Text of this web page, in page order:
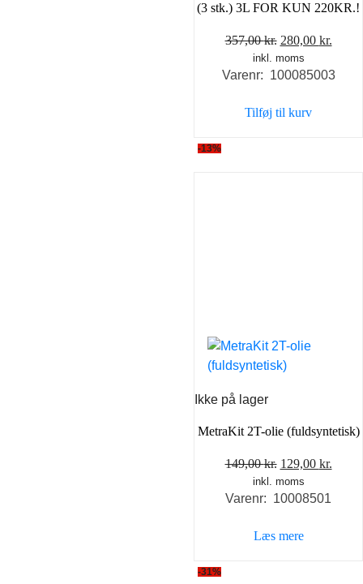
(3 stk.) 3L FOR KUN 220KR.!
357,00kr. Den
oprindelige
pris
357,00 kr..
280,00 kr.
pris
inkl. moms
Varenr: 100085003
Tilføj til kurv
-13%
Ikke på lager
MetraKit 2T-olie (fuldsyntetisk)
149,00kr. Den
oprindelige
pris
149,00 kr..
129,00 kr.
pris
inkl. moms
Varenr: 10008501
Læs mere
-31%